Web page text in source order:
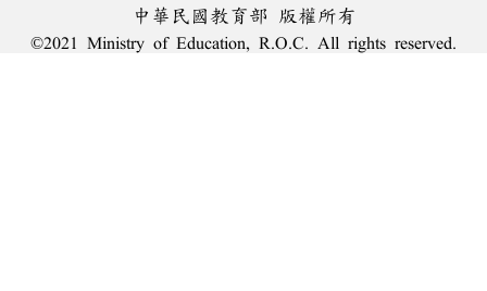
中華民國教育部 版權所有
©2021 Ministry of Education, R.O.C. All rights reserved.